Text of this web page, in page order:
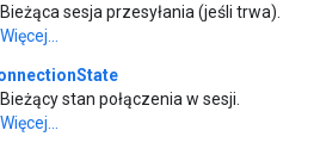
Bieżąca sesja przesyłania (jeśli trwa).
Więcej...
Bieżący stan połączenia w sesji.
Więcej...